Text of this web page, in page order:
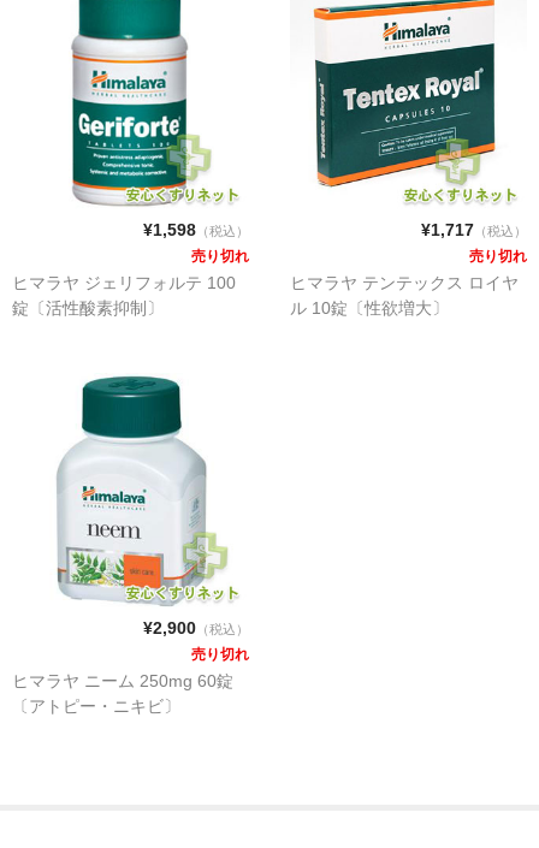
¥1,598（税込）
売り切れ
ヒマラヤ ジェリフォルテ 100
錠〔活性酸素抑制〕
¥1,717 （税込）
売り切れ
ヒマラヤ テンテックス ロイヤ
ル 10錠〔性欲増大〕
¥2,900（税込）
売り切れ
ヒマラヤ ニーム 250mg 60錠
〔アトピー・ニキビ〕